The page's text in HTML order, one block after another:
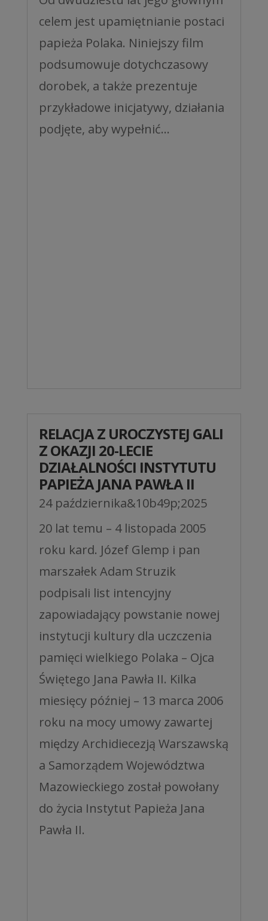
celem jest upamiętnianie postaci
papieża Polaka. Niniejszy film
podsumowuje dotychczasowy
dorobek, a także prezentuje
przykładowe inicjatywy, działania
podjęte, aby wypełnić...
RELACJA Z UROCZYSTEJ GALI
Z OKAZJI 20-LECIE
DZIAŁALNOŚCI INSTYTUTU
PAPIEŻA JANA PAWŁA II
24 października&10b49p;2025
20 lat temu – 4 listopada 2005
roku kard. Józef Glemp i pan
marszałek Adam Struzik
podpisali list intencyjny
zapowiadający powstanie nowej
instytucji kultury dla uczczenia
pamięci wielkiego Polaka – Ojca
Świętego Jana Pawła II. Kilka
miesięcy później – 13 marca 2006
roku na mocy umowy zawartej
między Archidiecezją Warszawską
a Samorządem Województwa
Mazowieckiego został powołany
do życia Instytut Papieża Jana
Pawła II.